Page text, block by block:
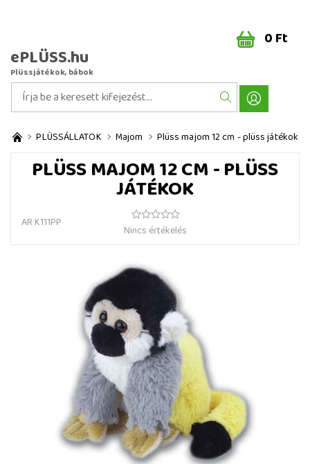
ePLÜSS.hu
Plüssjátékok, bábok
0 Ft
PLÜSSÁLLATOK Majom Plüss majom 12 cm - plüss játékok
PLÜSS MAJOM 12 CM - PLÜSS
JÁTÉKOK
AR K111PP
Nincs értékelés